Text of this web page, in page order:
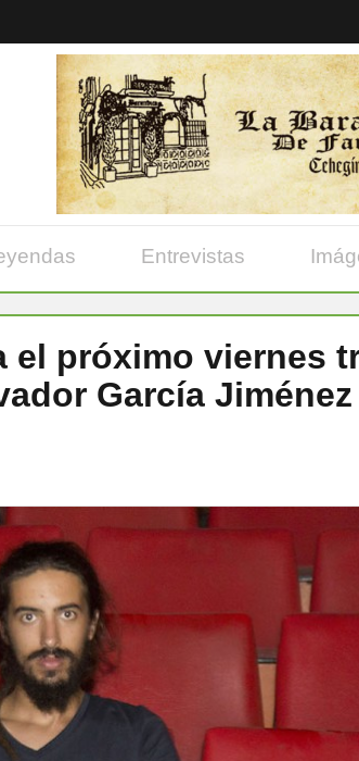
Entrevistas
el próximo viernes
García Jiménez